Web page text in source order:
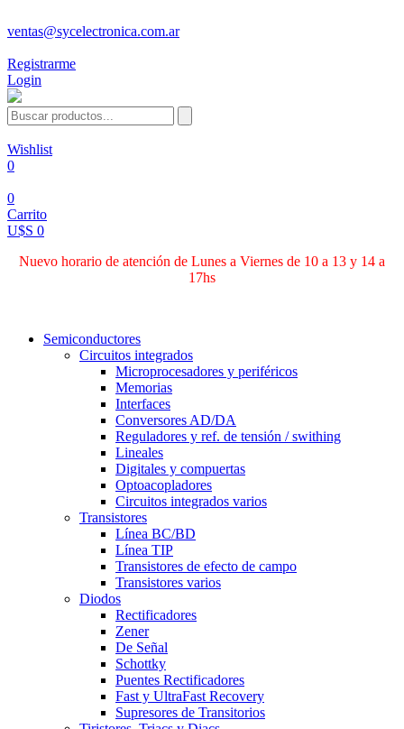
ventas@sycelectronica.com.ar
Registrarme
Login
Wishlist
0
0
Carrito
U$S 0
Nuevo horario de atención de Lunes a Viernes de 10 a 13 y 14 a
17hs
Semiconductores
Circuitos integrados
Microprocesadores y periféricos
Memorias
Interfaces
Conversores AD/DA
Reguladores y ref. de tensión / swithing
Lineales
Digitales y compuertas
Optoacopladores
Circuitos integrados varios
Transistores
Línea BC/BD
Línea TIP
Transistores de efecto de campo
Transistores varios
Diodos
Rectificadores
Zener
De Señal
Schottky
Puentes Rectificadores
Fast y UltraFast Recovery
Supresores de Transitorios